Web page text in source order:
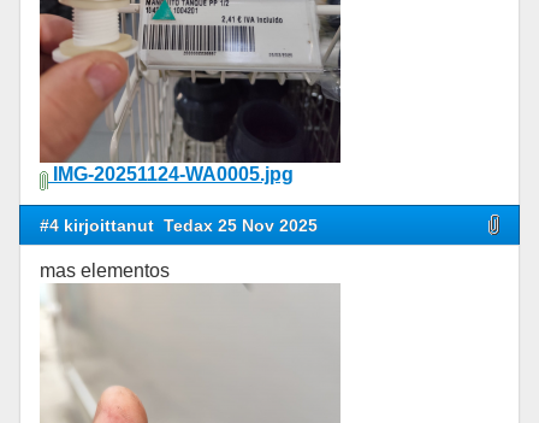
IMG-20251124-WA0005.jpg
#4 kirjoittanut Tedax 25 Nov 2025
mas elementos